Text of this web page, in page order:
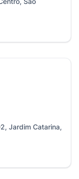
Jardim Catarina,